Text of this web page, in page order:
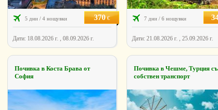
5 дни / 4 нощувки 370€
Дати: 18.08.2026 г. , 08.09.2026 г.
7 дни / 6 нощувки
Дати: 21.08.2026 г. , 25.09.2026 г.
Почивка в Коста Брава от
София
Почивка в Чешме, Турция
собствен транспорт